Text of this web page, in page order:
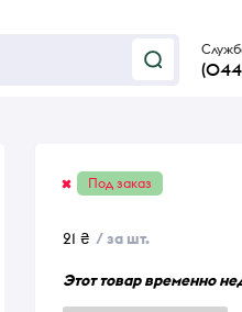
Под заказ
21 ₴ / за шт.
Этот товар временно